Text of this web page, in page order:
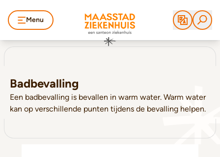
Menu
Badbevalling
Een badbevalling is bevallen in warm water. Warm water
kan op verschillende punten tijdens de bevalling helpen.